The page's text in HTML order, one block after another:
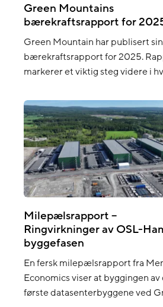
Green Mountains
bærekraftsrapport for
Green Mountain har publisert sin
bærekraftsrapport for 2025.
markerer et viktig steg videre i
hvordan fremdrift måles og
For første gang er rapporten
i tråd med EUs direktiv for
bærekraftsrapportering (CSRD)
europeiske standardene for
bærekraftsrapportering (ESRS).
steg i bærekraftsrapporteringen
Milepælsrapport –
Ringvirkninger av OSL-
byggefasen
En fersk milepælsrapport fra
Economics viser at byggingen
første datasenterbyggene ved